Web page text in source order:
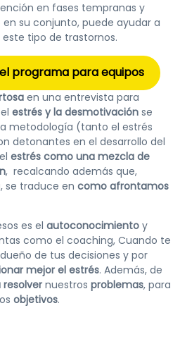
en fases tempranas y
su conjunto, puede ayudar a
tipo de trastornos.
programa para equipos
en una entrevista para
estrés y la desmotivación se
metodología (tanto el estrés
detonantes en el desarrollo del
estrés como una mezcla de
, recalcando además que,
se traduce en como afrontamos
es el autoconocimiento y
como el coaching, Cuando te
de tus decisiones y por
mejor el estrés. Además, de
resolver nuestros problemas, para
objetivos.